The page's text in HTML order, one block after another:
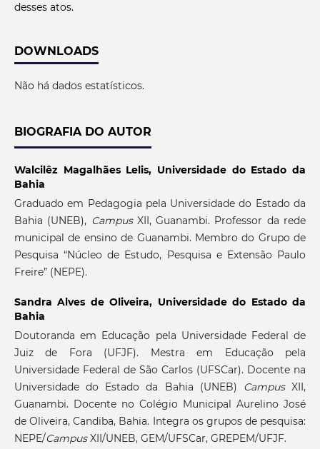
desses atos.
DOWNLOADS
Não há dados estatísticos.
BIOGRAFIA DO AUTOR
Walcilêz Magalhães Lelis, Universidade do Estado da
Bahia
Graduado em Pedagogia pela Universidade do Estado da
Bahia (UNEB), CampusXII, Guanambi. Professor da rede
municipal de ensino de Guanambi. Membro do Grupo de
Pesquisa “Núcleo de Estudo, Pesquisa e Extensão Paulo
Freire” (NEPE).
Sandra Alves de Oliveira, Universidade do Estado da
Bahia
Doutoranda em Educação pela Universidade Federal de
Juiz de Fora (UFJF). Mestra em Educação pela
Universidade Federal de São Carlos (UFSCar). Docente na
Universidade do Estado da Bahia (UNEB) CampusXII,
Guanambi. Docente no Colégio Municipal Aurelino José
de Oliveira, Candiba, Bahia. Integra os grupos de pesquisa:
NEPE/CampusXII/UNEB, GEM/UFSCar, GREPEM/UFJF.